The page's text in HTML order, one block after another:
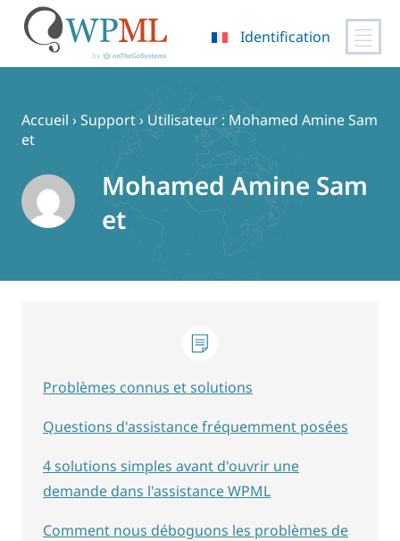
contenu
Identification
Accueil ›Support› Utilisateur : Mohamed Amine Sam
et
Mohamed Amine Sam
et
Problèmes connus et solutions
Questions d'assistance fréquemment posées
4 solutions simples avant d'ouvrir une
demande dans l'assistance WPML
Comment nous déboguons les problèmes de